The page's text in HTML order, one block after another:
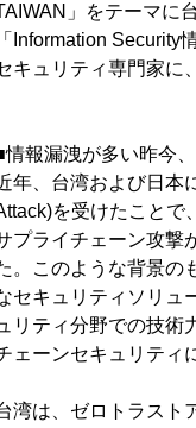
」をテーマに
「Information
キュリティ専門家に
情報漏洩が多い昨今
年、台湾および日本
を受けたことで
プライチェーン攻撃
。このような背景の
セキュリティソリュ
ュリティ分野での技術
ェーンセキュリティ
湾は、ゼロトラスト